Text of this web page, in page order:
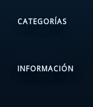
CATEGORÍAS
INFORMACIÓN